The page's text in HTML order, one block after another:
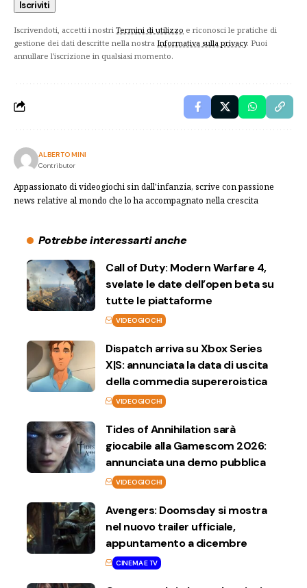
Iscrivendoti, accetti i nostri Termini di utilizzo e riconosci le pratiche di
gestione dei dati descritte nella nostra Informativa sulla privacy. Puoi
annullare l'iscrizione in qualsiasi momento.
ALBERTO MINI
Contributor
Appassionato di videogiochi sin dall'infanzia, scrive con passione
news relative al mondo che lo ha accompagnato nella crescita
Potrebbe interessarti anche
Call of Duty: Modern Warfare 4,
svelate le date dell’open beta su
tutte le piattaforme
VIDEOGIOCHI
Dispatch arriva su Xbox Series
X|S: annunciata la data di uscita
della commedia supereroistica
VIDEOGIOCHI
Tides of Annihilation sarà
giocabile alla Gamescom 2026:
annunciata una demo pubblica
VIDEOGIOCHI
Avengers: Doomsday si mostra
nel nuovo trailer ufficiale,
appuntamento a dicembre
CINEMA E TV